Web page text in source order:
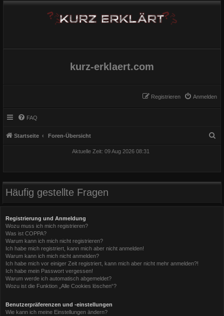
kurz-erklaert.com
Anmelden
Registrieren
FAQ
Startseite Foren-Übersicht
e
Aktuelle Zeit: 09 Aug 2026 08:31
Häufig gestellte Fragen
Registrierung und Anmeldung
Wozu muss ich mich registrieren?
Was ist COPPA?
Warum kann ich mich nicht registrieren?
Ich habe mich registriert, kann mich aber nicht anmelden!
Warum kann ich mich nicht anmelden?
Ich habe mich vor einiger Zeit registriert, kann mich aber nicht mehr anmelden?!
Ich habe mein Passwort vergessen!
Warum werde ich automatisch abgemeldet?
Wozu ist die Funktion „Alle Cookies löschen“?
Benutzerpräferenzen und -einstellungen
Wie kann ich meine Einstellungen ändern?